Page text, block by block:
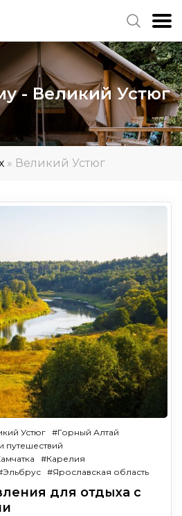
- Великий Устюг
» Великий Устюг
Устюг #Горный Алтай
путешествий
#Карелия
#Ярославская область
для отдыха с